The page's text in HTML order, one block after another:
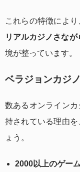
これらの特徴により
リアルカジノさな
境が整っています。
ベラジョンカジ
数あるオンライン
持されている理由
ょう。
2000以上のゲー